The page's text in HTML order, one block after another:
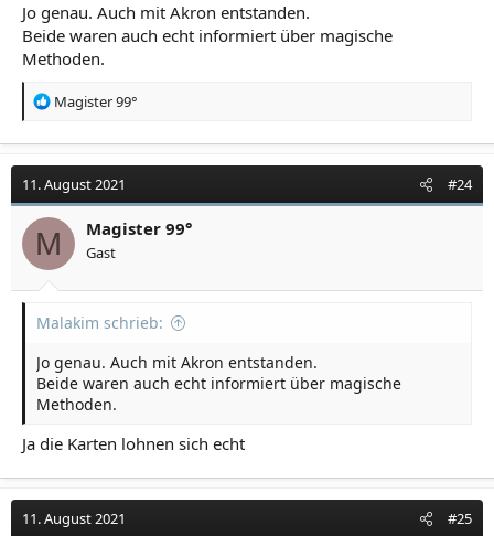
Jo genau. Auch mit Akron entstanden.
Beide waren auch echt informiert über magische
Methoden.
R
a
t
i
o
n
e
Magister 99°
11. August 2021 #24
M Magister 99°
Gast
Malakim schrieb:
Jo genau. Auch mit Akron entstanden.
Beide waren auch echt informiert über magische
Methoden.
Ja die Karten lohnen sich echt
11. August 2021 #25